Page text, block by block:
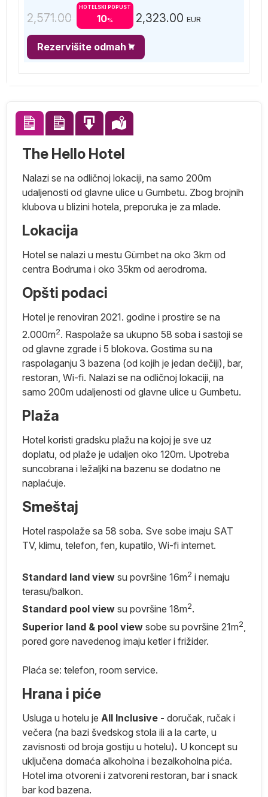
2,571.00
HOTELSKI POPUST
10% 2,323.00 EUR
Rezervišite odmah
The Hello Hotel
Nalazi se na odličnoj lokaciji, na samo 200m
udaljenosti od glavne ulice u Gumbetu. Zbog brojnih
klubova u blizini hotela, preporuka je za mlade.
Lokacija
Hotel se nalazi u mestu Gümbet na oko 3km od
centra Bodruma i oko 35km od aerodroma.
Opšti podaci
Hotel je renoviran 2021. godine i prostire se na
2.000m2. Raspolaže sa ukupno 58 soba i sastoji se
od glavne zgrade i 5 blokova. Gostima su na
raspolaganju 3 bazena (od kojih je jedan dečiji), bar,
restoran, Wi-fi. Nalazi se na odličnoj lokaciji, na
samo 200m udaljenosti od glavne ulice u Gumbetu.
Plaža
Hotel koristi gradsku plažu na kojoj je sve uz
doplatu, od plaže je udaljen oko 120m. Upotreba
suncobrana i ležaljki na bazenu se dodatno ne
naplaćuje.
Smeštaj
Hotel raspolaže sa 58 soba. Sve sobe imaju SAT
TV, klimu, telefon, fen, kupatilo, Wi-fi internet.
Standard land view su površine 16m2 i nemaju
terasu/balkon.
Standard pool view su površine 18m2.
Superior land & pool view sobe su površine 21m2,
pored gore navedenog imaju ketler i frižider.
Plaća se: telefon, room service.
Hrana i piće
Usluga u hotelu je All Inclusive - doručak, ručak i
večera (na bazi švedskog stola ili a la carte, u
zavisnosti od broja gostiju u hotelu). U koncept su
uključena domaća alkoholna i bezalkoholna pića.
Hotel ima otvoreni i zatvoreni restoran, bar i snack
bar kod bazena.